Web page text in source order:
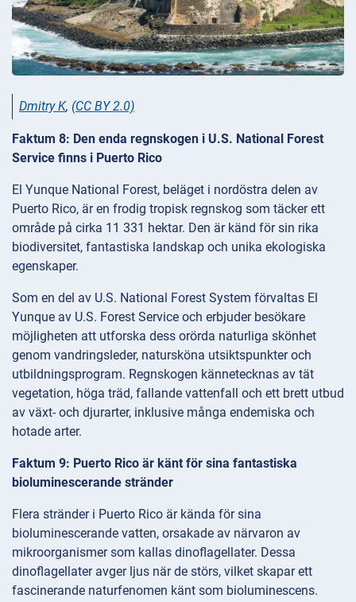
Dmitry K, (CC BY 2.0)
Faktum 8: Den enda regnskogen i U.S. National Forest
Service finns i Puerto Rico
El Yunque National Forest, beläget i nordöstra delen av
Puerto Rico, är en frodig tropisk regnskog som täcker ett
område på cirka 11 331 hektar. Den är känd för sin rika
biodiversitet, fantastiska landskap och unika ekologiska
egenskaper.
Som en del av U.S. National Forest System förvaltas El
Yunque av U.S. Forest Service och erbjuder besökare
möjligheten att utforska dess orörda naturliga skönhet
genom vandringsleder, natursköna utsiktspunkter och
utbildningsprogram. Regnskogen kännetecknas av tät
vegetation, höga träd, fallande vattenfall och ett brett utbud
av växt- och djurarter, inklusive många endemiska och
hotade arter.
Faktum 9: Puerto Rico är känt för sina fantastiska
bioluminescerande stränder
Flera stränder i Puerto Rico är kända för sina
bioluminescerande vatten, orsakade av närvaron av
mikroorganismer som kallas dinoflagellater. Dessa
dinoflagellater avger ljus när de störs, vilket skapar ett
fascinerande naturfenomen känt som bioluminescens.